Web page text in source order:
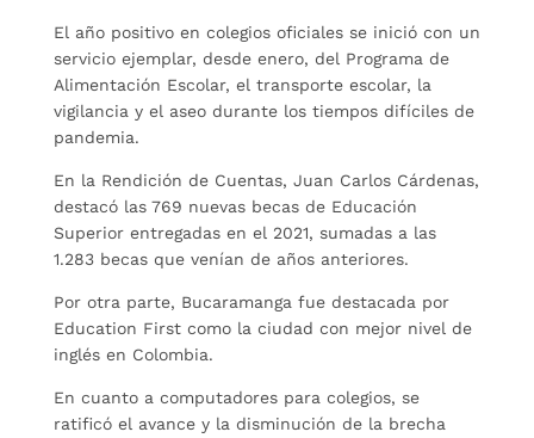
El año positivo en colegios oficiales se inició con un
servicio ejemplar, desde enero, del Programa de
Alimentación Escolar, el transporte escolar, la
vigilancia y el aseo durante los tiempos difíciles de
pandemia.
En la Rendición de Cuentas, Juan Carlos Cárdenas,
destacó las 769 nuevas becas de Educación
Superior entregadas en el 2021, sumadas a las
1.283 becas que venían de años anteriores.
Por otra parte, Bucaramanga fue destacada por
Education First como la ciudad con mejor nivel de
inglés en Colombia.
En cuanto a computadores para colegios, se
ratificó el avance y la disminución de la brecha